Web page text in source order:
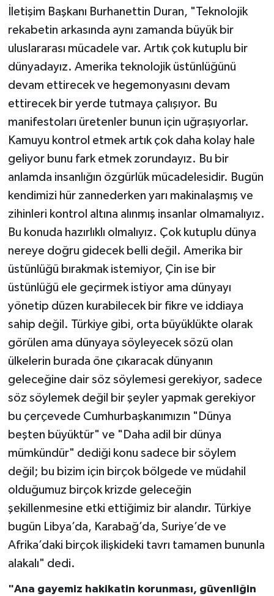
İletişim Başkanı Burhanettin Duran, "Teknolojik
rekabetin arkasında aynı zamanda büyük bir
uluslararası mücadele var. Artık çok kutuplu bir
dünyadayız. Amerika teknolojik üstünlüğünü
devam ettirecek ve hegemonyasını devam
ettirecek bir yerde tutmaya çalışıyor. Bu
manifestoları üretenler bunun için uğraşıyorlar.
Kamuyu kontrol etmek artık çok daha kolay hale
geliyor bunu fark etmek zorundayız. Bu bir
anlamda insanlığın özgürlük mücadelesidir. Bugün
kendimizi hür zannederken yarı makinalaşmış ve
zihinleri kontrol altına alınmış insanlar olmamalıyız.
Bu konuda hazırlıklı olmalıyız. Çok kutuplu dünya
nereye doğru gidecek belli değil. Amerika bir
üstünlüğü bırakmak istemiyor, Çin ise bir
üstünlüğü ele geçirmek istiyor ama dünyayı
yönetip düzen kurabilecek bir fikre ve iddiaya
sahip değil. Türkiye gibi, orta büyüklükte olarak
görülen ama dünyaya söyleyecek sözü olan
ülkelerin burada öne çıkaracak dünyanın
geleceğine dair söz söylemesi gerekiyor, sadece
söz söylemek değil bir şeyler yapmak gerekiyor
bu çerçevede Cumhurbaşkanımızın "Dünya
beşten büyüktür" ve "Daha adil bir dünya
mümkündür" dediği konu sadece bir söylem
değil; bu bizim için birçok bölgede ve müdahil
olduğumuz birçok krizde geleceğin
şekillenmesine etki ettiğimiz bir alandır. Türkiye
bugün Libya’da, Karabağ’da, Suriye’de ve
Afrika’daki birçok ilişkideki tavrı tamamen bununla
alakalı" dedi.
"Ana gayemiz hakikatin korunması, güvenliğin